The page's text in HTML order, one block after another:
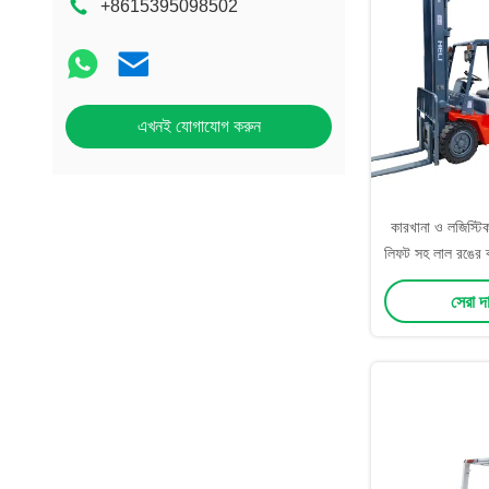
+8615395098502
এখনই যোগাযোগ করুন
কারখানা ও
লিফট সহ লাল রঙের
সেরা